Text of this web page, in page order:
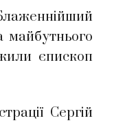
майбутнього
єпископ
Сергій